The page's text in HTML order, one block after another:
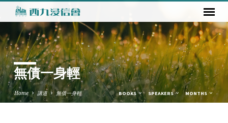
無債一身輕
Home 講道 無債一身輕 BOOKS SPEAKERS MONTHS